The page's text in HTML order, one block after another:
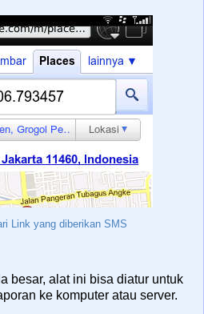
Link yang diberikan SMS
besar, alat ini bisa diatur untuk
ke komputer atau server.